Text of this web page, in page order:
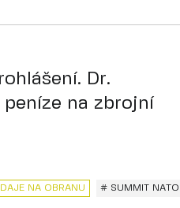
Dr.
na zbrojní
NA OBRANU # SUMMIT NATO